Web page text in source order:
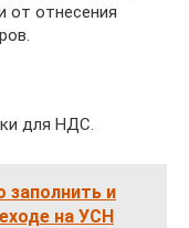
от отнесения
для НДС.
заполнить и
на УСН